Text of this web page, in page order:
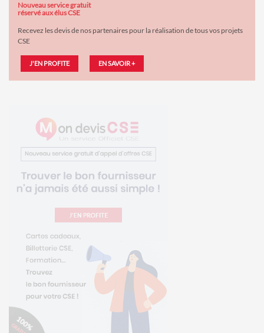
Nouveau service gratuit
réservé aux élus CSE
Recevez les devis de nos partenaires pour la réalisation de tous vos projets
CSE
J'EN PROFITE EN SAVOIR +